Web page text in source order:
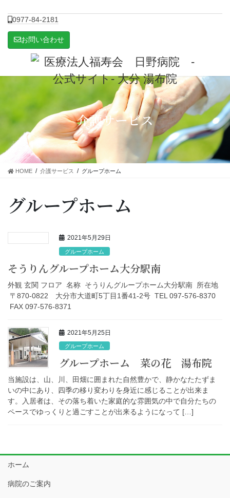
0977-84-2181
お問い合わせ
介護サービス
HOME 介護サービス グループホーム
グループホーム
2021年5月29日
グループホーム
そうりんグループホーム大分駅南
外観 玄関 フロア 名称 そうりんグループホーム大分駅南 所在地
〒870-0822 大分市大道町5丁目1番41-2号 TEL 097-576-8370
FAX 097-576-8371
2021年5月25日
グループホーム
グループホーム 菜の花 湯布院
当施設は、山、川、田畑に囲まれた自然豊かで、静かなたたずま
いの中にあり、四季の移り変わりを身近に感じることが出来ま
す。入居者は、その落ち着いた家庭的な雰囲気の中で自分たちの
ペースでゆっくりと過ごすことが出来るようになって […]
ホーム
病院のご案内